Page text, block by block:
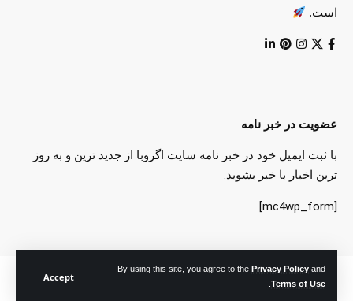
By using this site, you agree to the Privacy Policy and
Terms of Use
Accept
است.
عضویت در خبر نامه
با ثبت ایمیل خود در خبر نامه سایت اگروبا از جدید ترین و به روز
ترین اخبار با خبر بشوید.
[mc4wp_form]
@ کلیه حقوق فنی و محتوایی این وب سایت متعلق به سایت اگروبا (سرزمین رویا